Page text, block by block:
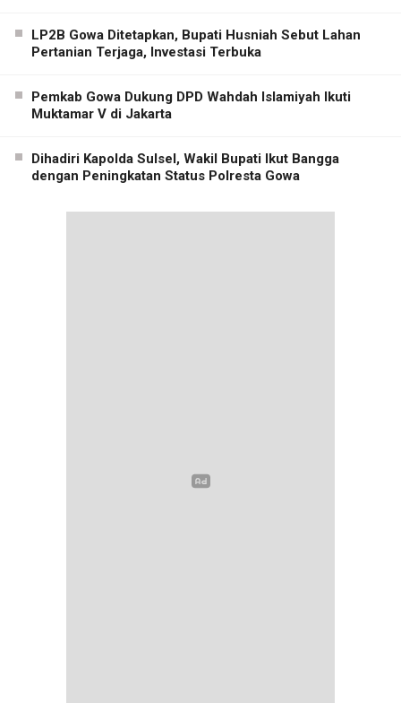
LP2B Gowa Ditetapkan, Bupati Husniah Sebut Lahan
Pertanian Terjaga, Investasi Terbuka
Pemkab Gowa Dukung DPD Wahdah Islamiyah Ikuti
Muktamar V di Jakarta
Dihadiri Kapolda Sulsel, Wakil Bupati Ikut Bangga
dengan Peningkatan Status Polresta Gowa